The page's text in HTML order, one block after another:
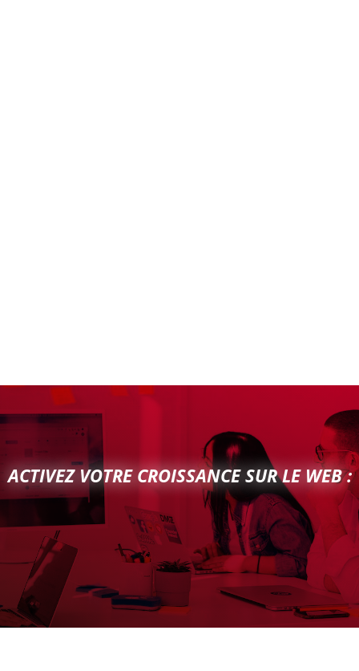
ACTIVEZ VOTRE CROISSANCE SUR LE WEB :